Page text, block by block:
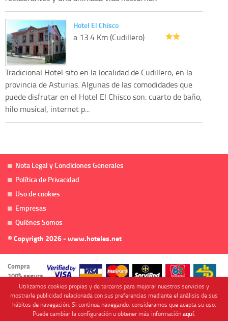
Hotel El Chisco
a 13.4 Km (Cudillero)
Tradicional Hotel sito en la localidad de Cudillero, en la
provincia de Asturias. Algunas de las comodidades que
puede disfrutar en el Hotel El Chisco son: cuarto de baño,
hilo musical, internet p...
Nota Legal y Condiciones Generales
Política de Privacidad
Uso de cookies
Empresas
Quiénes Somos
© Copyrigth 2026 - www.hoteles.net
Compra
100% segura
Utilizamos cookies propias y de terceros para mejorar nuestros servicios y
mostrarle publicidad relacionada con sus preferencias mediante el análisis de sus
hábitos de navegación. Si continua navegando, consideramos que acepta su uso.
Puede cambiar la configuración u obtener más informaciónaquí.